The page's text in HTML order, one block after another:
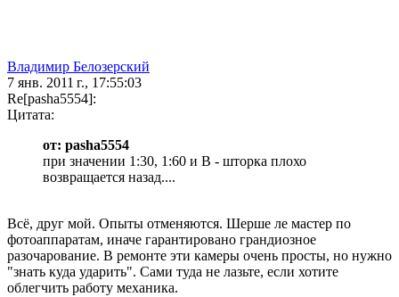
Владимир Белозерский
7 янв. 2011 г., 17:55:03
Re[pasha5554]:
Цитата:
от: pasha5554
при значении 1:30, 1:60 и B - шторка плохо
возвращается назад....
Всё, друг мой. Опыты отменяются. Шерше ле мастер по
фотоаппаратам, иначе гарантировано грандиозное
разочарование. В ремонте эти камеры очень просты, но нужно
"знать куда ударить". Сами туда не лазьте, если хотите
облегчить работу механика.